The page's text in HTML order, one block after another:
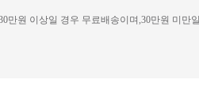
원 이상일 경우 무료배송이며,30만원 미만일